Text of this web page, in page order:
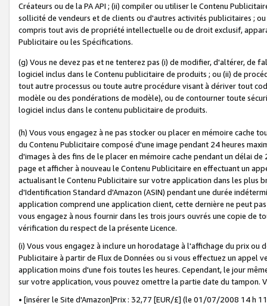
Créateurs ou de la PA API ; (ii) compiler ou utiliser le Contenu
sollicité de vendeurs et de clients ou d'autres activités publicitaires ;
compris tout avis de propriété intellectuelle ou de droit exclusif,
Publicitaire ou les Spécifications.
(g) Vous ne devez pas et ne tenterez pas (i) de modifier, d'altérer, de
logiciel inclus dans le Contenu publicitaire de produits ; ou (ii) de
tout autre processus ou toute autre procédure visant à dériver tout
modèle ou des pondérations de modèle), ou de contourner toute
logiciel inclus dans le contenu publicitaire de produits.
(h) Vous vous engagez à ne pas stocker ou placer en mémoire cache
du Contenu Publicitaire composé d'une image pendant 24 heures
d'images à des fins de le placer en mémoire cache pendant un délai
page et afficher à nouveau le Contenu Publicitaire en effectuant un
actualisant le Contenu Publicitaire sur votre application dans les plus
d'Identification Standard d'Amazon (ASIN) pendant une durée
application comprend une application client, cette dernière ne peut
vous engagez à nous fournir dans les trois jours ouvrés une copie de
vérification du respect de la présente Licence.
(i) Vous vous engagez à inclure un horodatage à l'affichage du prix
Publicitaire à partir de Flux de Données ou si vous effectuez un appel
application moins d'une fois toutes les heures. Cependant, le jour
sur votre application, vous pouvez omettre la partie date du tampon.
• [insérer le Site d'Amazon]Prix : 32,77 [EUR/£] (le 01/07/2008 14 h